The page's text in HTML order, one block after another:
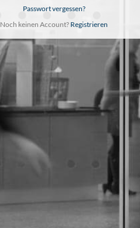
Passwort vergessen?
Noch keinen Account? Registrieren